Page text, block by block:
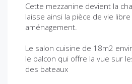
Cette mezzanine devient la
laisse ainsi la pièce de vie
aménagement.
Le salon cuisine de 18m2
le balcon qui offre la vue sur
des bateaux